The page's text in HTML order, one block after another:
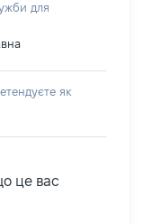
для
як
це вас